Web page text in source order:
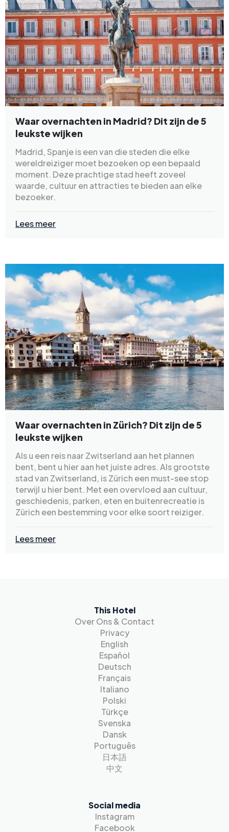
Waar overnachten in Madrid? Dit zijn de 5
leukste wijken
Madrid, Spanje is een van die steden die elke
wereldreiziger moet bezoeken op een bepaald
moment. Deze prachtige stad heeft zoveel
waarde, cultuur en attracties te bieden aan elke
bezoeker.
Lees meer
Waar overnachten in Zürich? Dit zijn de 5
leukste wijken
Als u een reis naar Zwitserland aan het plannen
bent, bent u hier aan het juiste adres. Als grootste
stad van Zwitserland, is Zürich een must-see stop
terwijl u hier bent. Met een overvloed aan cultuur,
geschiedenis, parken, eten en buitenrecreatie is
Zürich een bestemming voor elke soort reiziger.
Lees meer
This Hotel
Over Ons & Contact
Privacy
English
Español
Deutsch
Français
Italiano
Polski
Türkçe
Svenska
Dansk
Português
日本語
中文
Social media
Instagram
Facebook